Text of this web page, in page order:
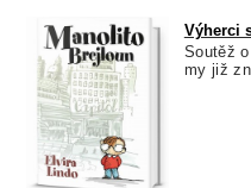
Výherci
Soutěž
my již